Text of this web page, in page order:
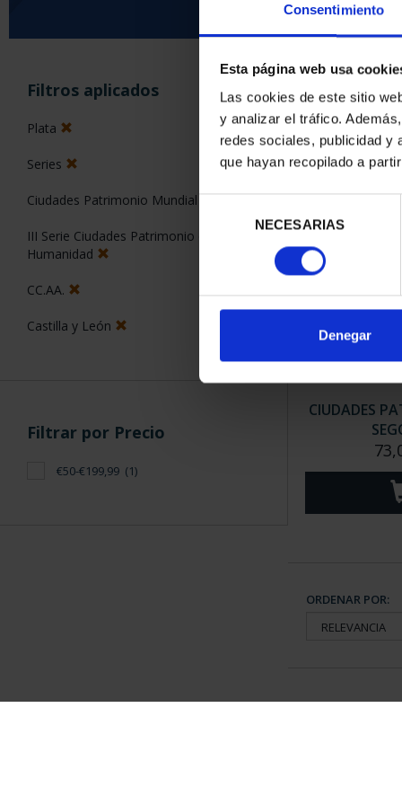
Consentimiento
Esta página web usa
Las cookies de este sitio
y analizar el tráfico.
redes sociales, publicidad y
que hayan recopilado a
consentimiento
NECESARIAS
Denegar
Filtros aplicados
Plata
Series
Ciudades Patrimonio Mundial
III Serie Ciudades Patrimonio de la
Humanidad
CC.AA.
Castilla y León
Filtrar por Precio
€50-€199,99 (1)
ORDENAR POR:
1 Productos
CIUDADES
ORDENAR POR: